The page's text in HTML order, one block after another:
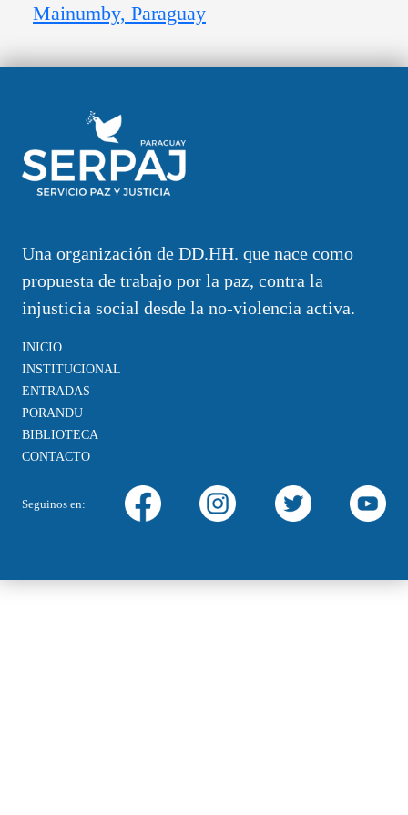
Mainumby, Paraguay
Una organización de DD.HH. que nace como
propuesta de trabajo por la paz, contra la
injusticia social desde la no-violencia activa.
INICIO
INSTITUCIONAL
ENTRADAS
PORANDU
BIBLIOTECA
CONTACTO
Seguinos en: